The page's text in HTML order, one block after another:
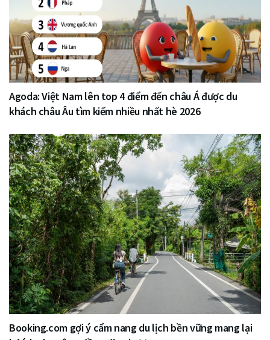
Agoda: Việt Nam lên top 4 điểm đến châu Á được du
khách châu Âu tìm kiếm nhiều nhất hè 2026
Booking.com gợi ý cẩm nang du lịch bền vững mang lại